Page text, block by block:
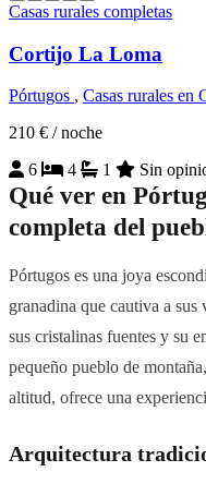
Casas rurales completas
Cortijo La Loma
Pórtugos , Casas rurales en
210 € / noche
6
4 1 Sin
Qué ver en
completa del
Pórtugos es una joya
granadina que cautiva a
sus cristalinas fuentes y su
pequeño pueblo de
altitud, ofrece una
Arquitectura